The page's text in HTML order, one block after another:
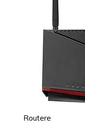
Routere